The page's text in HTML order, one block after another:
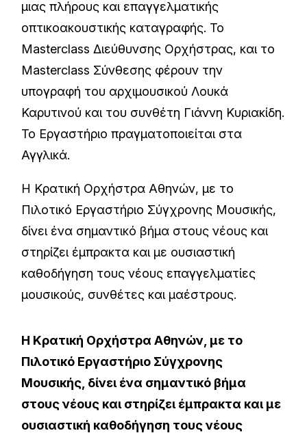
μιας πλήρους και επαγγελματικής
οπτικοακουστικής καταγραφής. Το
Masterclass Διεύθυνσης Ορχήστρας, και το
Masterclass Σύνθεσης φέρουν την
υπογραφή του αρχιμουσικού Λουκά
Καρυτινού και του συνθέτη Γιάννη Κυριακίδη.
Το Εργαστήριο πραγματοποιείται στα
Αγγλικά.
Η Κρατική Ορχήστρα Αθηνών, με το
Πιλοτικό Εργαστήριο Σύγχρονης Μουσικής,
δίνει ένα σημαντικό βήμα στους νέους και
στηρίζει έμπρακτα και με ουσιαστική
καθοδήγηση τους νέους επαγγελματίες
μουσικούς, συνθέτες και μαέστρους.
Η Κρατική Ορχήστρα Αθηνών, με το
Πιλοτικό Εργαστήριο Σύγχρονης
Μουσικής, δίνει ένα σημαντικό βήμα
στους νέους και στηρίζει έμπρακτα και με
ουσιαστική καθοδήγηση τους νέους